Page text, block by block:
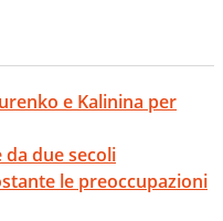
e Kalinina per
due secoli
le preoccupazioni